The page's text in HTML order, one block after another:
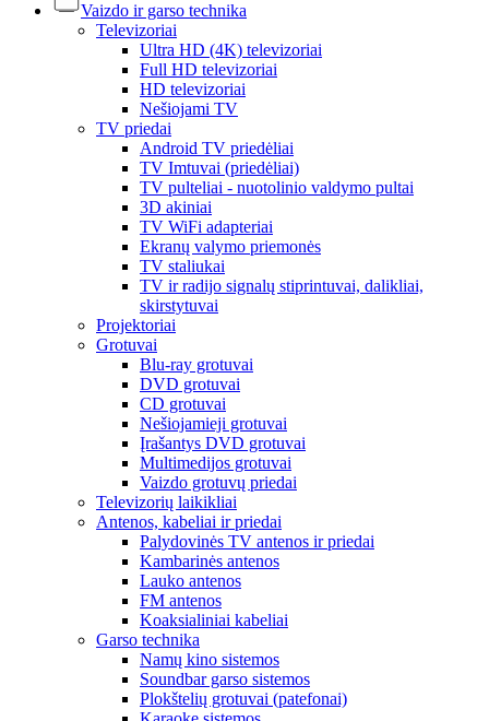
Vaizdo ir garso technika
Televizoriai
Ultra HD (4K) televizoriai
Full HD televizoriai
HD televizoriai
Nešiojami TV
TV priedai
Android TV priedėliai
TV Imtuvai (priedėliai)
TV pulteliai - nuotolinio valdymo pultai
3D akiniai
TV WiFi adapteriai
Ekranų valymo priemonės
TV staliukai
TV ir radijo signalų stiprintuvai, dalikliai,
skirstytuvai
Projektoriai
Grotuvai
Blu-ray grotuvai
DVD grotuvai
CD grotuvai
Nešiojamieji grotuvai
Įrašantys DVD grotuvai
Multimedijos grotuvai
Vaizdo grotuvų priedai
Televizorių laikikliai
Antenos, kabeliai ir priedai
Palydovinės TV antenos ir priedai
Kambarinės antenos
Lauko antenos
FM antenos
Koaksialiniai kabeliai
Garso technika
Namų kino sistemos
Soundbar garso sistemos
Plokštelių grotuvai (patefonai)